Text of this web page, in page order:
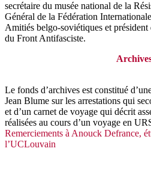
secrétaire du musée national de la
Général de la Fédération
Amitiés belgo-soviétiques et président
du Front Antifasciste.
Le fonds d’archives est constitué
Jean Blume sur les arrestations qui
et d’un carnet de voyage qui décrit
réalisées au cours d’un voyage en
Remerciements à Anouck Defrance,
l’UCLouvain